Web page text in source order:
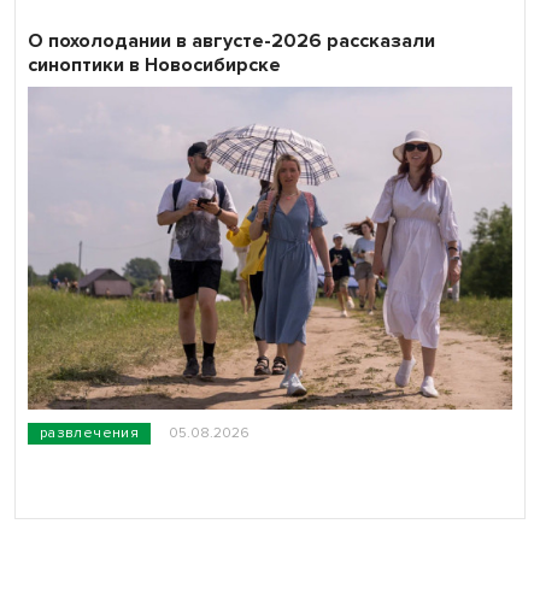
развлечения 05.08.2026
О похолодании в августе-2026 рассказали
синоптики в Новосибирске